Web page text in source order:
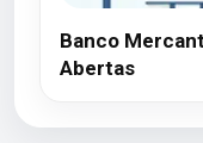
Banco
Abertas